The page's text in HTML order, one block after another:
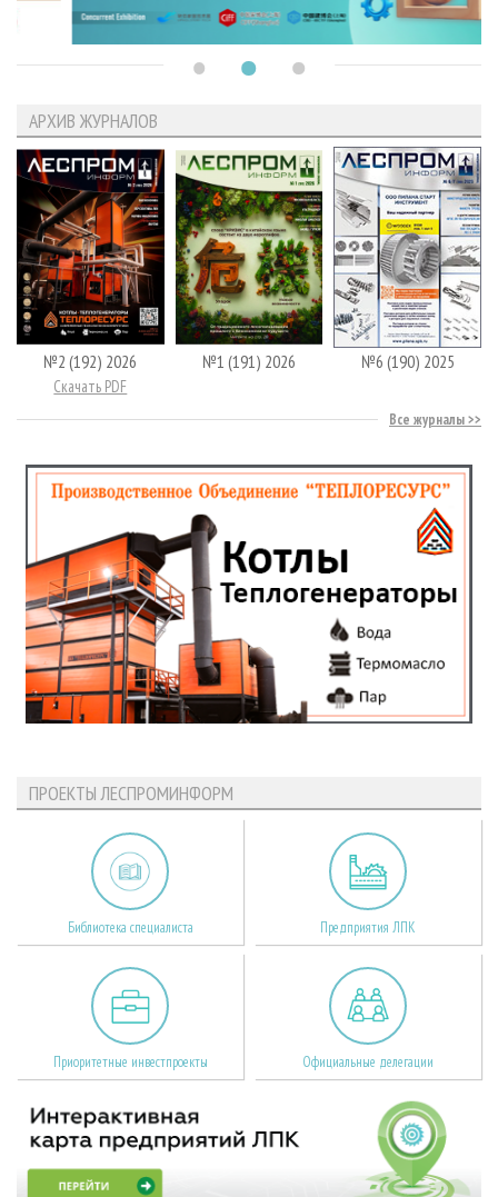
АРХИВ ЖУРНАЛОВ
№2 (192) 2026
Скачать PDF
№1 (191) 2026 №6 (190) 2025
Все журналы
ПРОЕКТЫ ЛЕСПРОМИНФОРМ
Библиотека специалиста Предприятия ЛПК
Приоритетные инвестпроекты Официальные делегации